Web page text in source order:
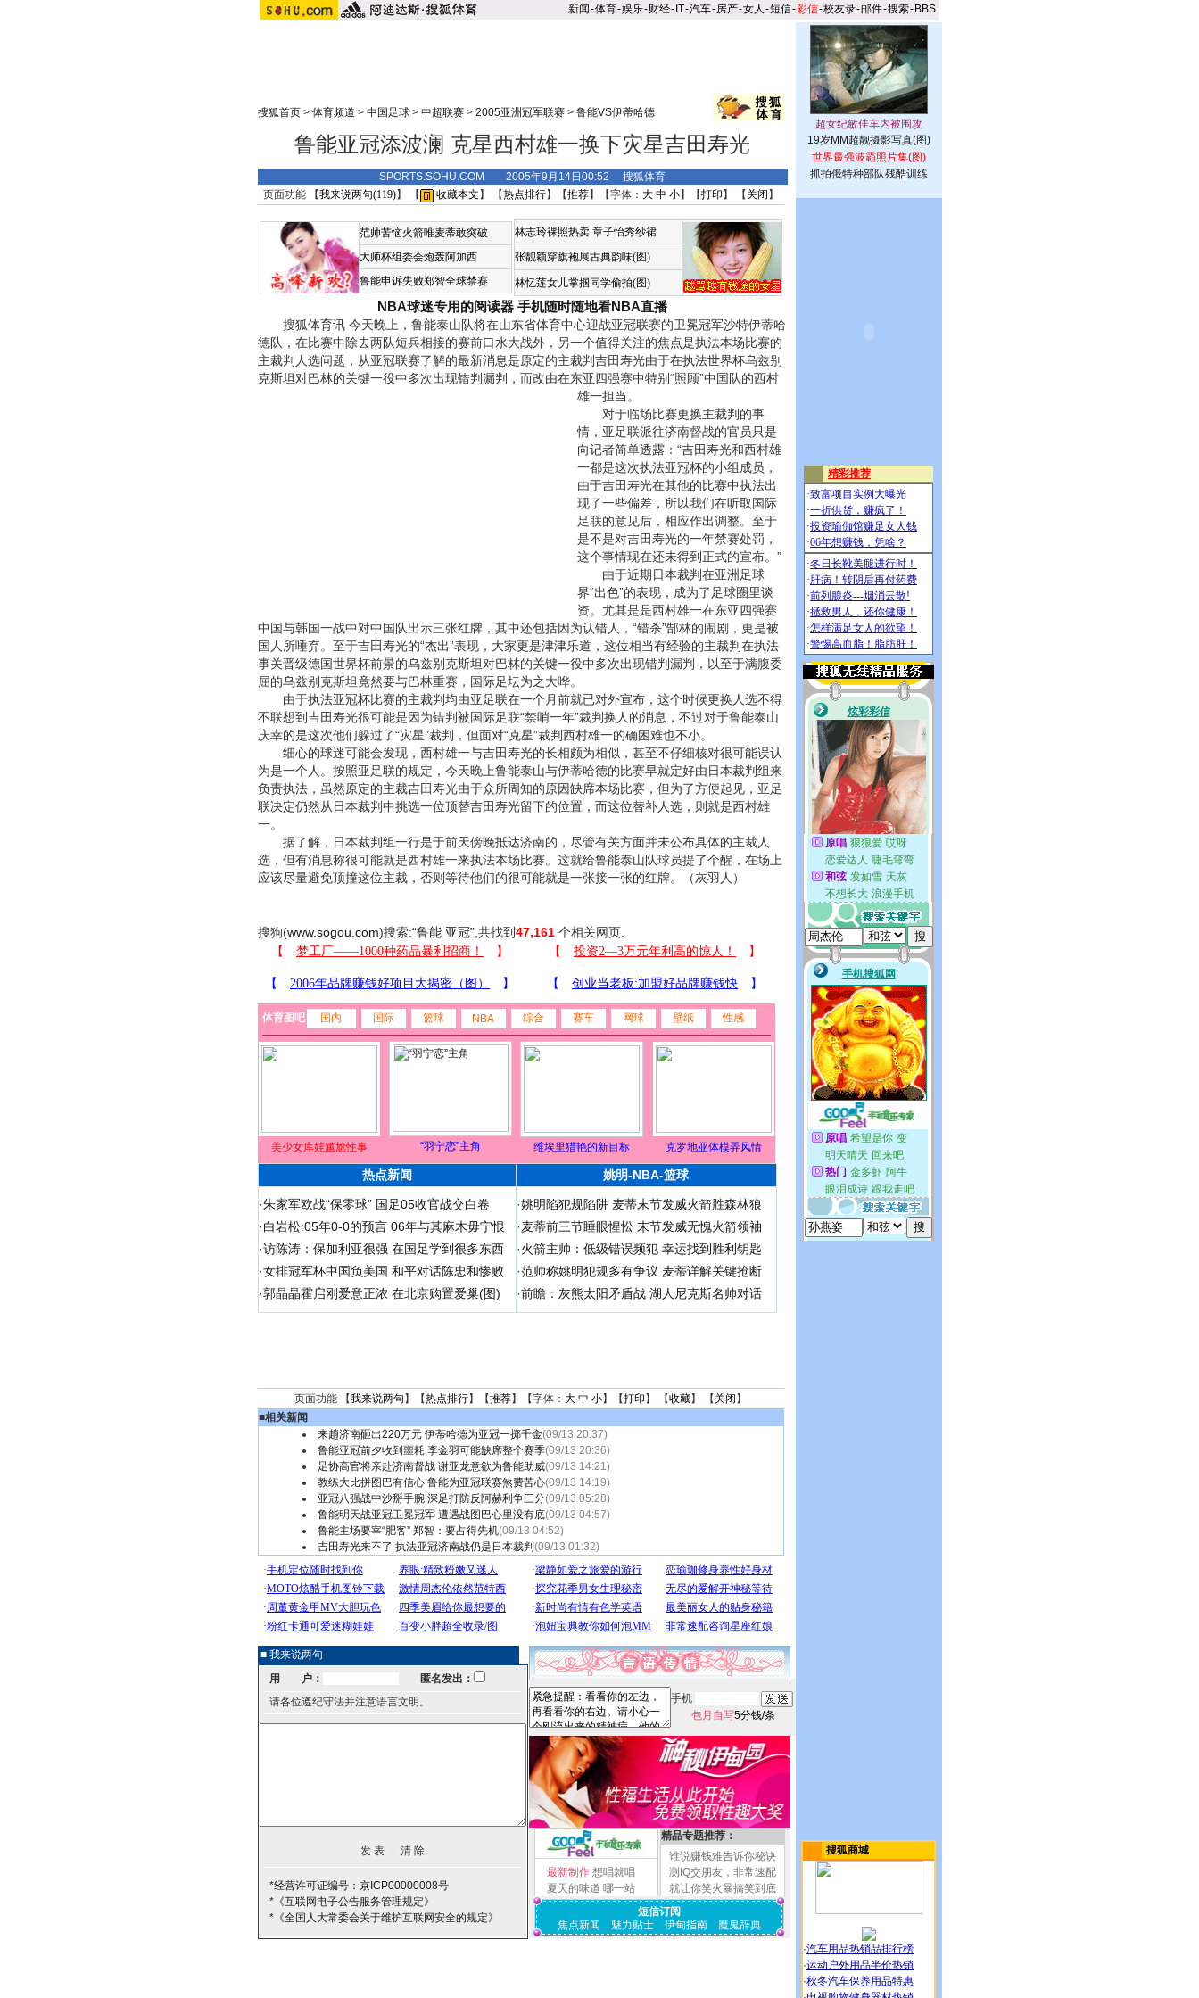
新闻-体育-娱乐-财经- IT-汽车-房产-女人 -短信-彩信-校友录-邮件-搜索- BBS
搜狐首页> 体育频道 > 中国足球> 中超联赛> 2005亚洲冠军联赛> 鲁能VS伊蒂哈德
鲁能亚冠添波澜 克星西村雄一换下灾星吉田寿光
SPORTS.SOHU.COM 2005年9月14日00:52 搜狐体育
页面功能 【我来说两句(119)】 【 收藏本文 】 【热点排行】【推荐】【字体： 大 中 小】【打印 】 【 关闭 】
范帅苦恼火箭唯麦蒂敢突破
大师杯组委会炮轰阿加西
鲁能申诉失败郑智全球禁赛
林志玲裸照热卖 章子怡秀纱裙
张靓颖穿旗袍展古典韵味(图)
林忆莲女儿掌掴同学偷拍(图)
NBA球迷专用的阅读器 手机随时随地看NBA直播
搜狐体育讯 今天晚上，鲁能泰山队将在山东省体育中心迎战亚冠联赛的卫冕冠军沙特伊蒂哈
德队，在比赛中除去两队短兵相接的赛前口水大战外，另一个值得关注的焦点是执法本场比赛的
主裁判人选问题，从亚冠联赛了解的最新消息是原定的主裁判吉田寿光由于在执法世界杯乌兹别
克斯坦对巴林的关键一役中多次出现错判漏判，而改由在东亚四强赛中特别“照顾”中国队的西村
雄一担当。
对于临场比赛更换主裁判的事
情，亚足联派往济南督战的官员只是
向记者简单透露：“吉田寿光和西村雄
一都是这次执法亚冠杯的小组成员，
由于吉田寿光在其他的比赛中执法出
现了一些偏差，所以我们在听取国际
足联的意见后，相应作出调整。至于
是不是对吉田寿光的一年禁赛处罚，
这个事情现在还未得到正式的宣布。”
由于近期日本裁判在亚洲足球
界“出色”的表现，成为了足球圈里谈
资。尤其是是西村雄一在东亚四强赛
中国与韩国一战中对中国队出示三张红牌，其中还包括因为认错人，“错杀”郜林的闹剧，更是被
国人所唾弃。至于吉田寿光的“杰出”表现，大家更是津津乐道，这位相当有经验的主裁判在执法
事关晋级德国世界杯前景的乌兹别克斯坦对巴林的关键一役中多次出现错判漏判，以至于满腹委
屈的乌兹别克斯坦竟然要与巴林重赛，国际足坛为之大哗。
由于执法亚冠杯比赛的主裁判均由亚足联在一个月前就已对外宣布，这个时候更换人选不得
不联想到吉田寿光很可能是因为错判被国际足联“禁哨一年”裁判换人的消息，不过对于鲁能泰山
庆幸的是这次他们躲过了“灾星”裁判，但面对“克星”裁判西村雄一的确困难也不小。
细心的球迷可能会发现，西村雄一与吉田寿光的长相颇为相似，甚至不仔细核对很可能误认
为是一个人。按照亚足联的规定，今天晚上鲁能泰山与伊蒂哈德的比赛早就定好由日本裁判组来
负责执法，虽然原定的主裁吉田寿光由于众所周知的原因缺席本场比赛，但为了方便起见，亚足
联决定仍然从日本裁判中挑选一位顶替吉田寿光留下的位置，而这位替补人选，则就是西村雄
一。
据了解，日本裁判组一行是于前天傍晚抵达济南的，尽管有关方面并未公布具体的主裁人
选，但有消息称很可能就是西村雄一来执法本场比赛。这就给鲁能泰山队球员提了个醒，在场上
应该尽量避免顶撞这位主裁，否则等待他们的很可能就是一张接一张的红牌。（灰羽人）
搜狗(www.sogou.com)搜索:“鲁能 亚冠”,共找到47,161 个相关网页.
体育图吧 国内 国际 篮球 NBA 综合 赛车 网球 壁纸 性感
美少女库娃尴尬性事 “羽宁恋”主角 维埃里猎艳的新目标 克罗地亚体模弄风情
热点新闻 姚明-NBA-篮球
·朱家军欧战“保零球” 国足05收官战交白卷
·白岩松:05年0-0的预言 06年与其麻木毋宁恨
·访陈涛：保加利亚很强 在国足学到很多东西
·女排冠军杯中国负美国 和平对话陈忠和惨败
·郭晶晶霍启刚爱意正浓 在北京购置爱巢(图)
·姚明陷犯规陷阱 麦蒂末节发威火箭胜森林狼
·麦蒂前三节睡眼惺忪 末节发威无愧火箭领袖
·火箭主帅：低级错误频犯 幸运找到胜利钥匙
·范帅称姚明犯规多有争议 麦蒂详解关键抢断
·前瞻：灰熊太阳矛盾战 湖人尼克斯名帅对话
页面功能 【我来说两句 】【热点排行】【推荐】【字体： 大 中 小】【打印 】 【收藏】 【 关闭 】
■相关新闻
来趟济南砸出220万元 伊蒂哈德为亚冠一掷千金(09/13 20:37)
鲁能亚冠前夕收到噩耗 李金羽可能缺席整个赛季(09/13 20:36)
足协高官将亲赴济南督战 谢亚龙意欲为鲁能助威(09/13 14:21)
教练大比拼图巴有信心 鲁能为亚冠联赛煞费苦心(09/13 14:19)
亚冠八强战中沙掰手腕 深足打防反阿赫利争三分(09/13 05:28)
鲁能明天战亚冠卫冕冠军 遭遇战图巴心里没有底(09/13 04:57)
鲁能主场要宰“肥客” 郑智：要占得先机(09/13 04:52)
吉田寿光来不了 执法亚冠济南战仍是日本裁判 (09/13 01:32)
■ 我来说两句
用 户：
匿名发出：
请各位遵纪守法并注意语言文明。
*经营许可证编号：京ICP00000008号
*《互联网电子公告服务管理规定》
*《全国人大常委会关于维护互联网安全的规定》
手机
包月自写5分钱/条
最新制作 想唱就唱
夏天的味道 哪一站
精品专题推荐：
谁说赚钱难告诉你秘诀
测IQ交朋友，非常速配
就让你笑火暴搞笑到底
短信订阅
焦点新闻
魅力贴士 伊甸指南 魔鬼辞典
19岁MM超靓摄影写真(图)
世界最强波霸照片集(图)
抓拍俄特种部队残酷训练
搜狐商城
·汽车用品热销品排行榜
·运动户外用品半价热销
·秋冬汽车保养用品特惠